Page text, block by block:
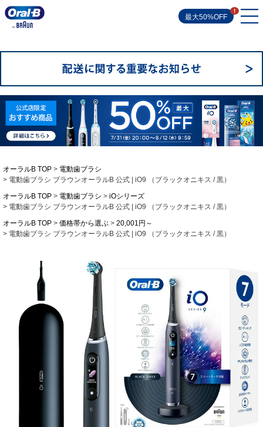
最大50%OFF
オーラルB TOP
電動歯ブラシ
電動歯ブラシ ブラウンオーラルB 公式 | iO9 （ブラックオニキス / 黒）
オーラルB TOP
電動歯ブラシ
iOシリーズ
電動歯ブラシ ブラウンオーラルB 公式 | iO9 （ブラックオニキス / 黒）
オーラルB TOP
価格帯から選ぶ
20,001円～
電動歯ブラシ ブラウンオーラルB 公式 | iO9 （ブラックオニキス / 黒）